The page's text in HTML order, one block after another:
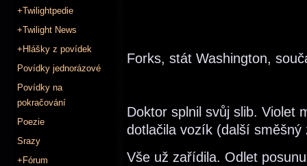
+Twilightpedie
+Twilight News
+Hlášky z povídek
Povídky jednorázové
Povídky na
pokračování
Poezie
Srazy
+Fórum
Forks, stát Washington,
Doktor splnil svůj slib. Violet
dotlačila vozík (další
Vše už zařídila. Odlet